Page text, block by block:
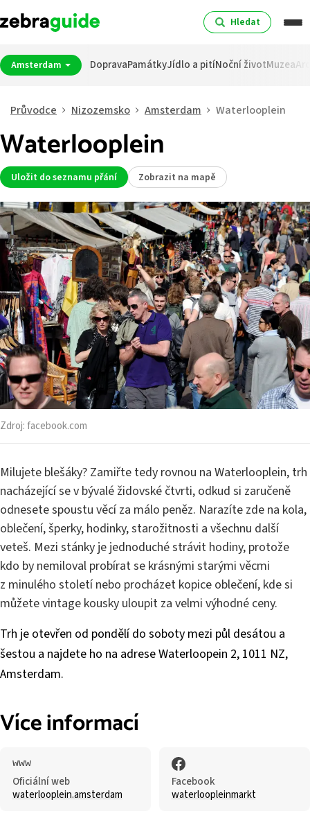
Hledat
Amsterdam DopravaPamátkyJídlo a pitíNoční životMuzea
Průvodce Nizozemsko Amsterdam Waterlooplein
Waterlooplein
Uložit do seznamu přání Zobrazit na mapě
Zdroj:facebook.com
Milujete blešáky? Zamiřte tedy rovnou na Waterlooplein, trh
nacházející se v bývalé židovské čtvrti, odkud si zaručeně
odnesete spoustu věcí za málo peněz. Narazíte zde na kola,
oblečení, šperky, hodinky, starožitnosti a všechnu další
veteš. Mezi stánky je jednoduché strávit hodiny, protože
kdo by nemiloval probírat se krásnými starými věcmi
z minulého století nebo procházet kopice oblečení, kde si
můžete vintage kousky uloupit za velmi výhodné ceny.
Trh je otevřen od pondělí do soboty mezi půl desátou a
šestou a najdete ho na adrese Waterloopein 2, 1011 NZ,
Amsterdam.
Více informací
Oficiální web
waterlooplein.amsterdam
Facebook
waterloopleinmarkt